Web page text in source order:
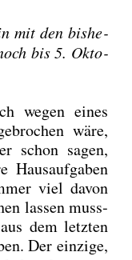
mit den bis­he­
bis 5. Okto­
wegen eines
wäre,
schon sagen,
Haus­auf­ga­ben
viel davon
las­sen muss­
dem letz­ten
Der ein­zi­ge,